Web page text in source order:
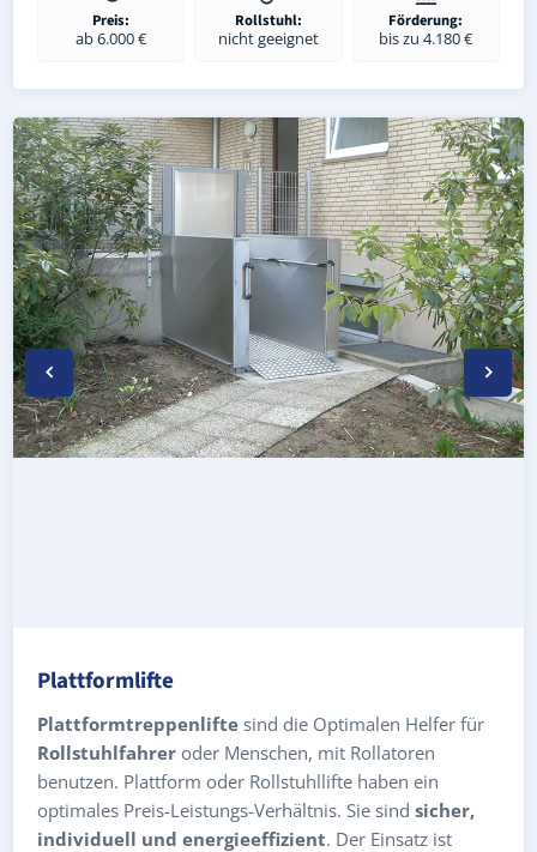
Preis:
ab 6.000 €
Rollstuhl:
nicht geeignet
Förderung:
bis zu 4.180 €
Wetterfester Plattformlift außen in Prötzel Prädikow
Rollstuhl-Plattformlift in Prötzel Prädikow (Landkreis
Plattformlifte
Plattformtreppenlifte sind die Optimalen Helfer für
Rollstuhlfahrer oder Menschen, mit Rollatoren
benutzen. Plattform oder Rollstuhllifte haben ein
optimales Preis-Leistungs-Verhältnis. Sie sind sicher,
individuell und energieeffizient. Der Einsatz ist